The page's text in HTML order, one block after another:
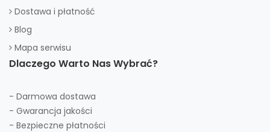
Dostawa i płatność
Blog
Mapa serwisu
Dlaczego Warto Nas Wybrać?
- Darmowa dostawa
- Gwarancja jakości
- Bezpieczne płatności